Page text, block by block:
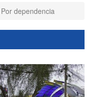
Por dependencia